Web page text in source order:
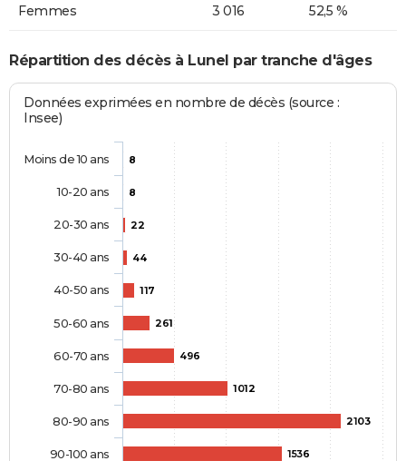
Femmes 3 016 52,5 %
Répartition des décès à Lunel par tranche d'âges
Données exprimées en nombre de décès (source :
Insee)
8
8
22
44
117
261
496
1012
2103
1536
Moins de 10 ans
10-20 ans
20-30 ans
30-40 ans
40-50 ans
50-60 ans
60-70 ans
70-80 ans
80-90 ans
90-100 ans